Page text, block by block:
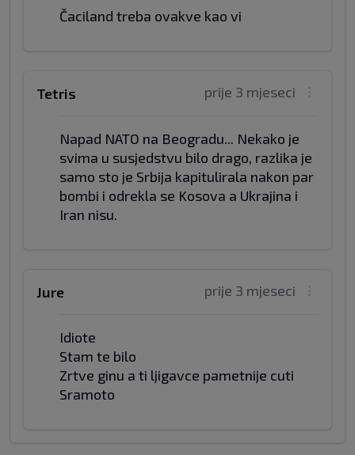
Čaciland treba ovakve kao vi
prije 3 mjeseci
Tetris
Napad NATO na Beogradu... Nekako je
svima u susjedstvu bilo drago, razlika je
samo sto je Srbija kapitulirala nakon par
bombi i odrekla se Kosova a Ukrajina i
Iran nisu.
prije 3 mjeseci
Jure
Idiote
Stam te bilo
Zrtve ginu a ti ljigavce pametnije cuti
Sramoto